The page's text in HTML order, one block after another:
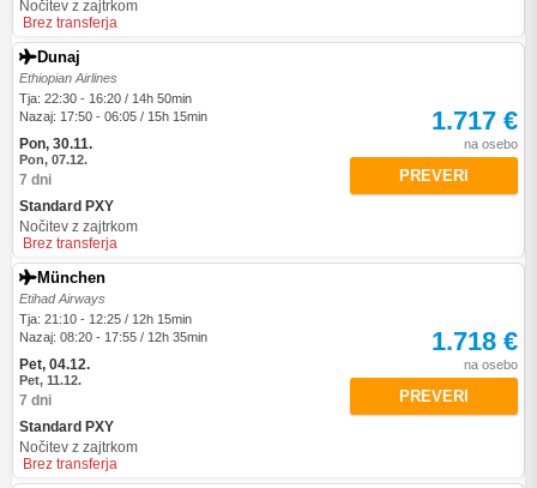
Nočitev z zajtrkom
Brez transferja
Dunaj
Ethiopian Airlines
Tja: 22:30 - 16:20 / 14h 50min
Nazaj: 17:50 - 06:05 / 15h 15min
Pon, 30.11.
Pon, 07.12.
7 dni
Standard PXY
Nočitev z zajtrkom
Brez transferja
1.717 €
na osebo
PREVERI
München
Etihad Airways
Tja: 21:10 - 12:25 / 12h 15min
Nazaj: 08:20 - 17:55 / 12h 35min
Pet, 04.12.
Pet, 11.12.
7 dni
Standard PXY
Nočitev z zajtrkom
Brez transferja
1.718 €
na osebo
PREVERI